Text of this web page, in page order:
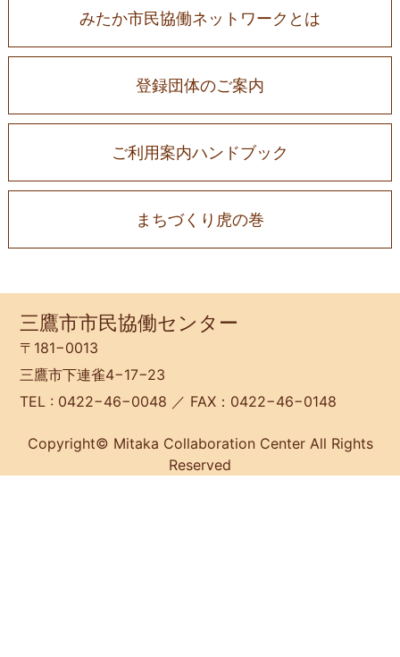
みたか市民協働ネットワークとは
登録団体のご案内
ご利用案内ハンドブック
まちづくり虎の巻
三鷹市市民協働センター
〒181−0013
三鷹市下連雀4−17−23
TEL : 0422−46−0048 ／ FAX：0422−46−0148
Copyright© Mitaka Collaboration Center All Rights
Reserved